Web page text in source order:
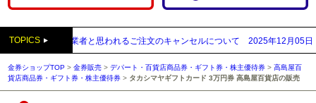
TOPICS
先払い買取業者と思われるご注文のキャンセルについて 2025年12月05日 【
金券ショップTOP >金券販売 >デパート・百貨店商品券・ギフト券・株主優待券 >高島屋百
貨店商品券・ギフト券・株主優待券 > タカシマヤギフトカード 3万円券 高島屋百貨店の販売